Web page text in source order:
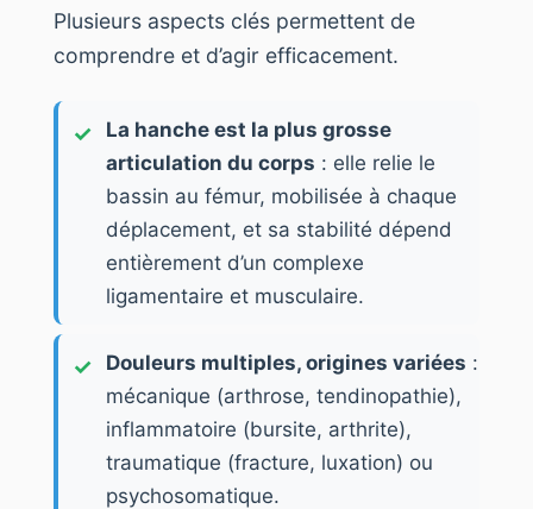
Plusieurs aspects clés permettent de
comprendre et d’agir efficacement.
La hanche est la plus grosse
articulation du corps : elle relie le
bassin au fémur, mobilisée à chaque
déplacement, et sa stabilité dépend
entièrement d’un complexe
ligamentaire et musculaire.
Douleurs multiples, origines variées :
mécanique (arthrose, tendinopathie),
inflammatoire (bursite, arthrite),
traumatique (fracture, luxation) ou
psychosomatique.